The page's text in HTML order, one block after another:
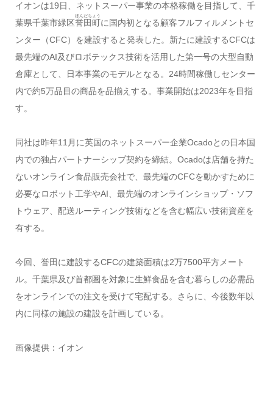
イオンは19日、ネットスーパー事業の本格稼働を目指して、千
葉県千葉市緑区誉田町
ほんだちょう
に国内初となる顧客フルフィルメントセ
ンター（CFC）を建設すると発表した。新たに建設するCFCは
最先端のAI及びロボテックス技術を活用した第一号の大型自動
倉庫として、日本事業のモデルとなる。24時間稼働しセンター
内で約5万品目の商品を品揃えする。事業開始は2023年を目指
す。
同社は昨年11月に英国のネットスーパー企業Ocadoとの日本国
内での独占パートナーシップ契約を締結。Ocadoは店舗を持た
ないオンライン食品販売会社で、最先端のCFCを動かすために
必要なロボット工学やAI、最先端のオンラインショップ・ソフ
トウェア、配送ルーティング技術などを含む幅広い技術資産を
有する。
今回、誉田に建設するCFCの建築面積は2万7500平方メート
ル。千葉県及び首都圏を対象に生鮮食品を含む暮らしの必需品
をオンラインでの注文を受けて宅配する。さらに、今後数年以
内に同様の施設の建設を計画している。
画像提供：イオン